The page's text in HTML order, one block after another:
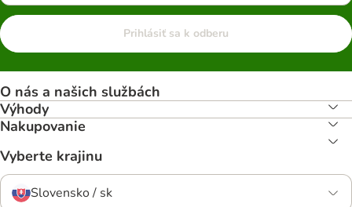
Prihlásiť sa k odberu
O nás a našich službách
Výhody
Nakupovanie
Vyberte krajinu
Slovensko / sk